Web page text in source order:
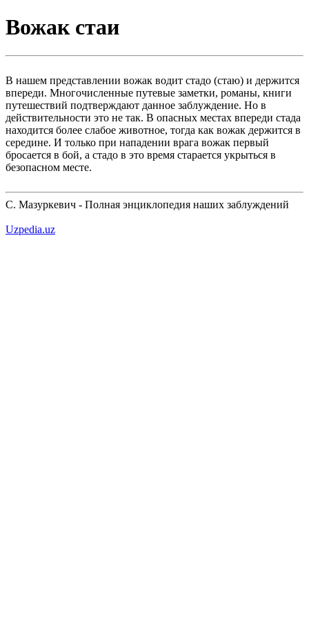
Вожак стаи
В нашем представлении вожак водит стадо (стаю) и держится
впереди. Многочисленные путевые заметки, романы, книги
путешествий подтверждают данное заблуждение. Но в
действительности это не так. В опасных местах впереди стада
находится более слабое животное, тогда как вожак держится в
середине. И только при нападении врага вожак первый
бросается в бой, а стадо в это время старается укрыться в
безопасном месте.
С. Мазуркевич - Полная энциклопедия наших заблуждений
Uzpedia.uz